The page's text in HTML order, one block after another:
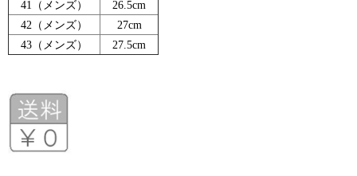
41（メンズ）
26.5cm
42（メンズ）
27cm
43（メンズ）
27.5cm